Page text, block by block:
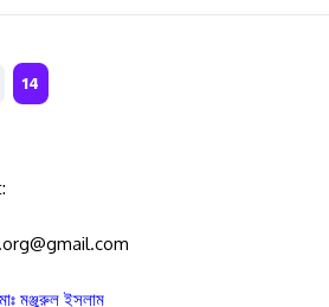
14
মঞ্জুরুল ইসলাম